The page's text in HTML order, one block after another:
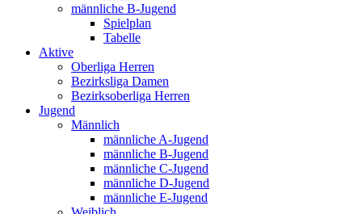
männliche B-Jugend
Spielplan
Tabelle
Aktive
Oberliga Herren
Bezirksliga Damen
Bezirksoberliga Herren
Jugend
Männlich
männliche A-Jugend
männliche B-Jugend
männliche C-Jugend
männliche D-Jugend
männliche E-Jugend